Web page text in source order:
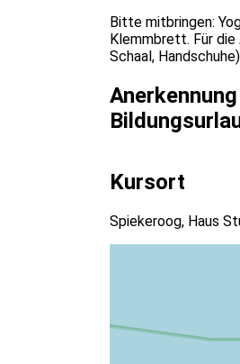
Bitte mitbringen:
Klemmbrett. Für
Schaal,
Kursort
Spiekeroog, Haus